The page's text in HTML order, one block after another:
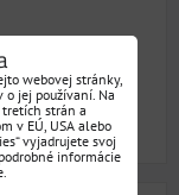
webovej stránky,
jej používaní. Na
strán a
v EÚ, USA alebo
vyjadrujete svoj
informácie